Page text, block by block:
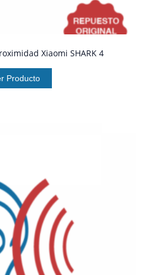
Xiaomi SHARK 4
Producto